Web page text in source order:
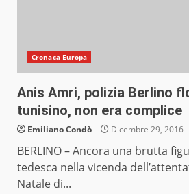
Cronaca Europa
Anis Amri, polizia Berlino
tunisino, non era complice
Emiliano Condò Dicembre 29, 2016
BERLINO – Ancora una brutta
tedesca nella vicenda
Natale di...